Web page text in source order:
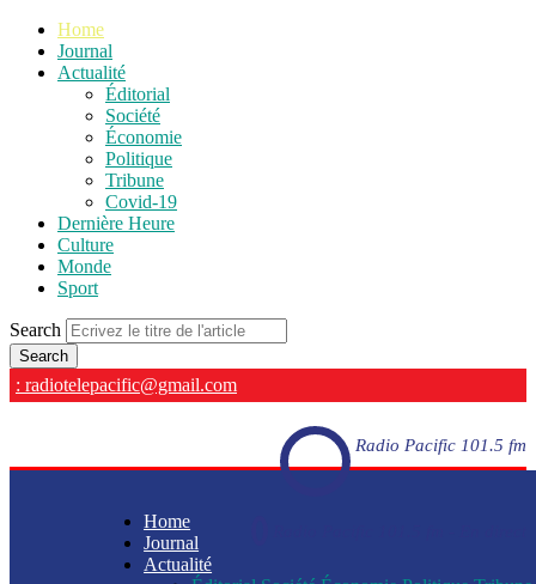
Home
Journal
Actualité
Éditorial
Société
Économie
Politique
Tribune
Covid-19
Dernière Heure
Culture
Monde
Sport
Search
: radiotelepacific@gmail.com
Radio Pacific 101.5 fm
Home
Journal
Actualité